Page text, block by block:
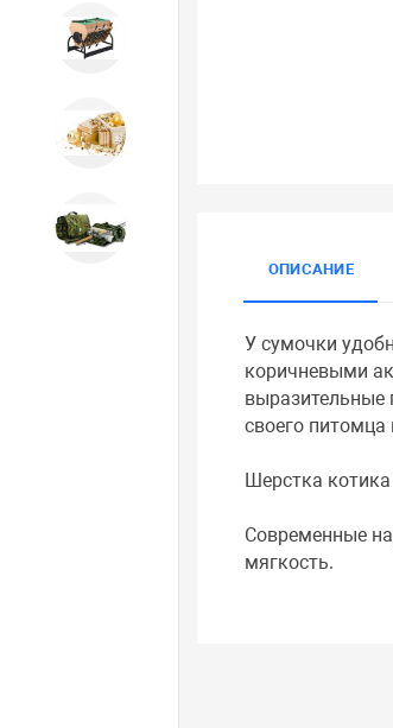
ОПИСАНИЕ
У сумочки
коричневыми
выразительные
своего
Шерстка
Современные
мягкость.